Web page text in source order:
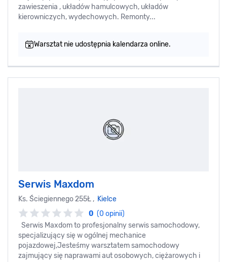
zawieszenia , układów hamulcowych, układów
kierowniczych, wydechowych. Remonty...
Warsztat nie udostępnia kalendarza online.
Serwis Maxdom
Ks. Ściegiennego 255Ł , Kielce
0 (0 opinii)
Serwis Maxdom to profesjonalny serwis samochodowy,
specjalizujący się w ogólnej mechanice
pojazdowej,Jesteśmy warsztatem samochodowy
zajmujący się naprawami aut osobowych, ciężarowych i